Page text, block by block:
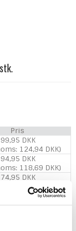
Pris
99,95 DKK
124,94 DKK)
94,95 DKK
118,69 DKK)
74,95 DKK
93,69 DKK)